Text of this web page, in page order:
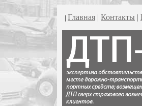
| Главная | Контакты |